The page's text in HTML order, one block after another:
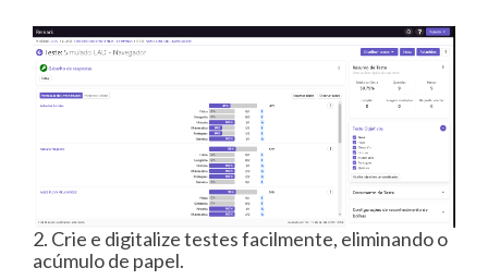
2. Crie e digitalize testes facilmente, eliminando o
acúmulo de papel.